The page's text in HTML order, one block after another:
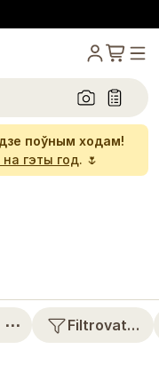
поўным ходам!
на гэты год. 🌷
⋯ Filtrovat…